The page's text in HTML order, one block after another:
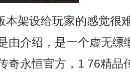
本架设给玩家的感觉很
由介绍，是一个虚无缥
奇永恒官方，1 76精品